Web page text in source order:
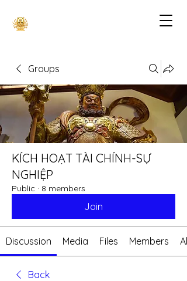
Groups
KÍCH HOẠT TÀI CHÍNH-SỰ
NGHIỆP
Public · 8 members
Join
Discussion Media Files Members
Back